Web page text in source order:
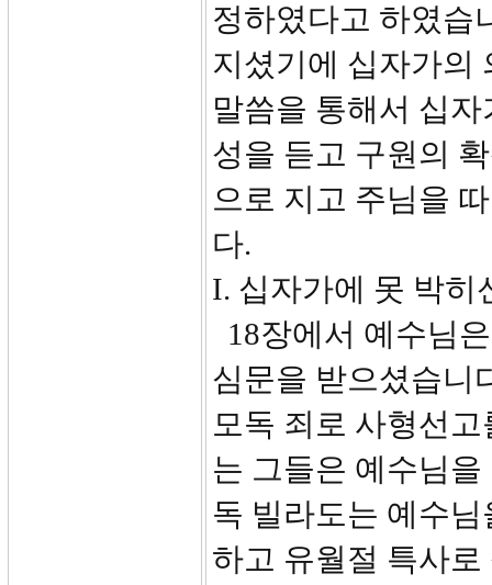
정하였다고 하였습
지셨기에 십자가의
말씀을 통해서 십
성을 듣고 구원의
으로 지고 주님을
다.
I. 십자가에 못 박히
18장에서 예수님
심문을 받으셨습니
모독 죄로 사형선
는 그들은 예수님
독 빌라도는 예수
하고 유월절 특사